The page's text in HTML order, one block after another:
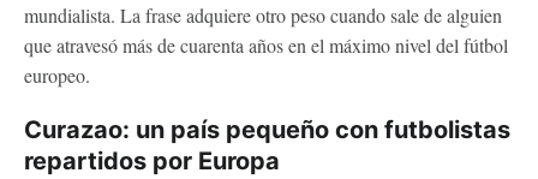
mundialista. La frase adquiere otro peso cuando sale de alguien
que atravesó más de cuarenta años en el máximo nivel del fútbol
europeo.
Curazao: un país pequeño con futbolistas
repartidos por Europa